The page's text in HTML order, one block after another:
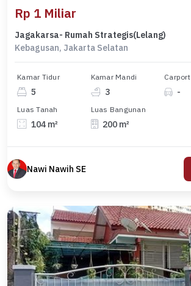
Rp 1 Miliar
Jagakarsa- Rumah Strategis(Lelang)
Kebagusan, Jakarta Selatan
Kamar Tidur
5
Kamar Mandi
3
Carport
-
Luas Tanah
104 m²
Luas Bangunan
200 m²
Nawi Nawih SE